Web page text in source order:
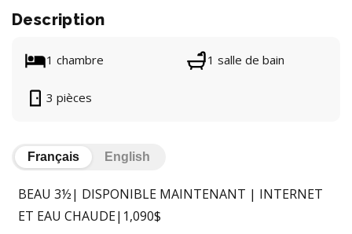
Description
1 chambre 1 salle de bain
3 pièces
Français English
BEAU 3½| DISPONIBLE MAINTENANT | INTERNET
ET EAU CHAUDE|1,090$